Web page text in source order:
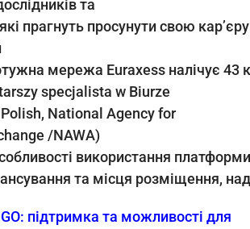
та
які прагнуть просунути свою кар’єру
мережа Euraxess налічує 43
specjalista w Biurze
National Agency for
/NAWA)
використання платформи
та місця розміщення,
підтримка та можливості для